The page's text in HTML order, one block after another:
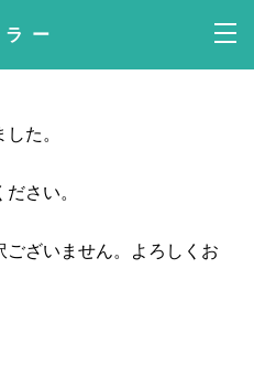
ラー
た。
さい。
ございません。よろしくお